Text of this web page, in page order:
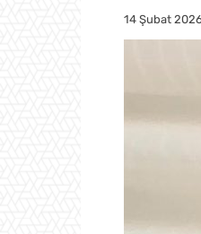
14 Şubat